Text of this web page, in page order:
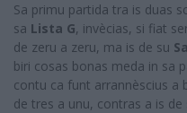
Sa primu partida tra is duas
sa Lista G, invècias, si fiat
de zeru a zeru, ma is de su
biri cosas bonas meda in sa
contu ca funt arrannèscius a
de tres a unu, contras a is de